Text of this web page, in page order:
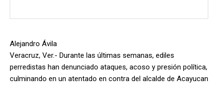
Alejandro Ávila
Veracruz, Ver.- Durante las últimas semanas, ediles
perredistas han denunciado ataques, acoso y presión política,
culminando en un atentado en contra del alcalde de Acayucan